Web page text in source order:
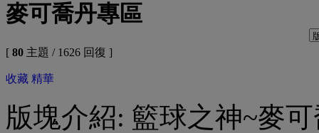
麥可喬丹專區
[ 80 主題 / 1626 回復 ]
收藏 精華
版塊介紹: 籃球之神~麥